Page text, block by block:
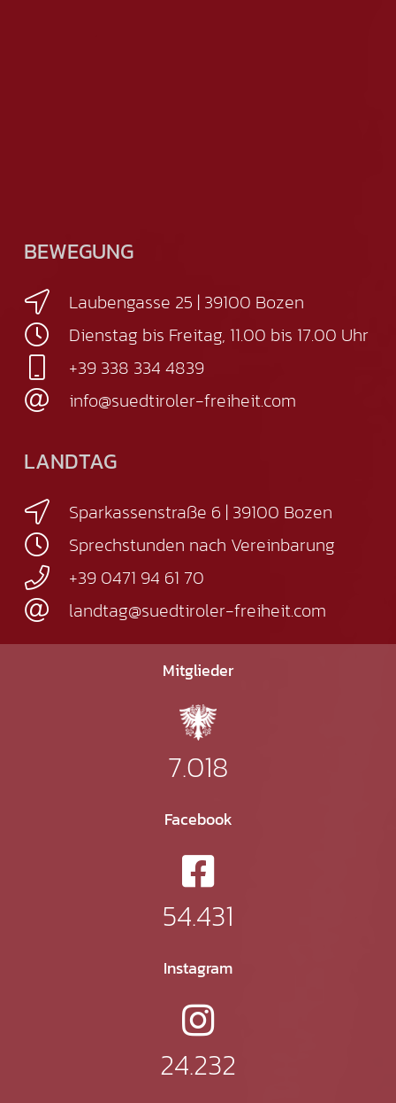
BEWEGUNG
Laubengasse 25 | 39100 Bozen
Dienstag bis Freitag, 11.00 bis 17.00 Uhr
+39 338 334 4839
info@suedtiroler-freiheit.com
LANDTAG
Sparkassenstraße 6 | 39100 Bozen
Sprechstunden nach Vereinbarung
+39 0471 94 61 70
landtag@suedtiroler-freiheit.com
Mitglieder
7.018
Facebook
54.431
Instagram
24.232